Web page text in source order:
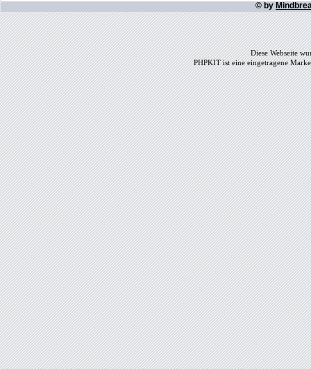
© by
Diese Webseite
PHPKIT ist eine eingetragene